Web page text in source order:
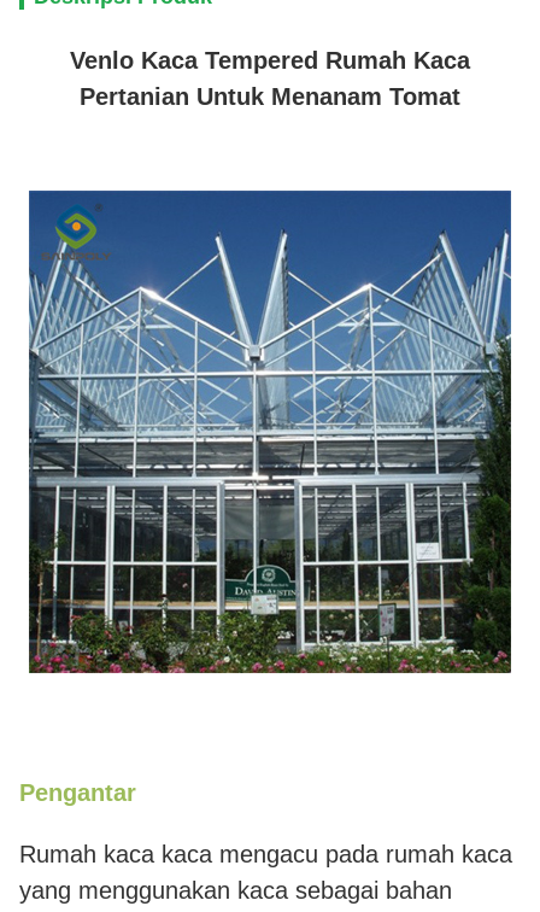
Venlo Kaca Tempered Rumah Kaca
Pertanian Untuk Menanam Tomat
Pengantar
Rumah kaca kaca mengacu pada rumah kaca
yang menggunakan kaca sebagai bahan